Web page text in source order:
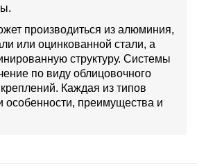
производиться из алюминия,
или оцинкованной стали, а
структуру. Системы
по виду облицовочного
Каждая из типов
особенности, преимущества и